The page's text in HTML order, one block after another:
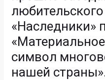
«Наследники»
символ
нашей